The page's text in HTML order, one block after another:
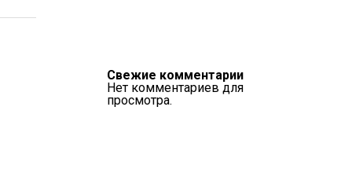
Свежие комментарии
Нет комментариев для
просмотра.